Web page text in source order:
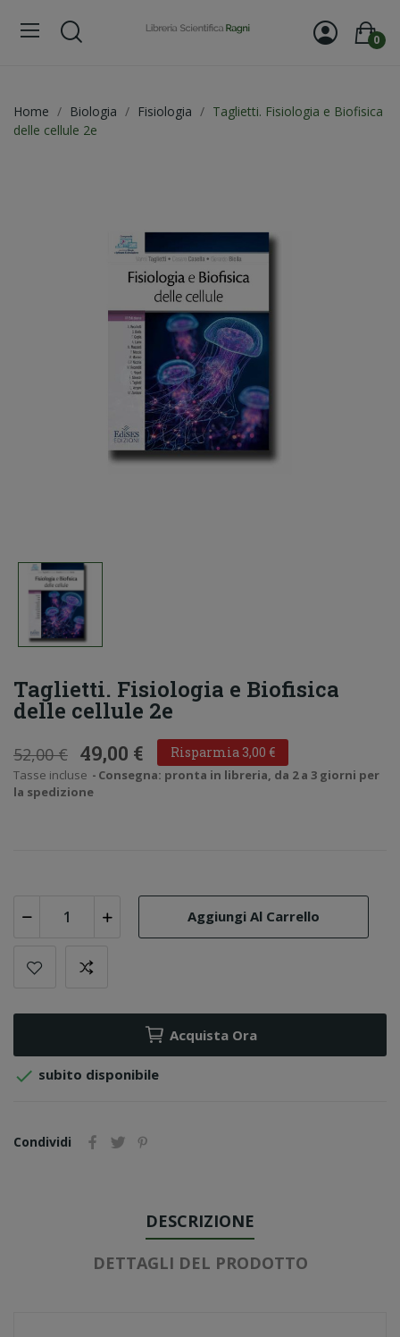
0
Home Biologia Fisiologia
Taglietti. Fisiologia e Biofisica
delle cellule 2e
Taglietti. Fisiologia e Biofisica
delle cellule 2e
52,00 € 49,00 € Risparmia 3,00 €
Tasse incluse
Consegna: pronta in libreria, da 2 a 3 giorni per
la spedizione
Aggiungi Al Carrello
Acquista Ora
 subito disponibile
Condividi
DESCRIZIONE
DETTAGLI DEL PRODOTTO